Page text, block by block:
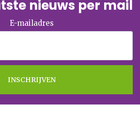
nieuws per mail
E-mailadres